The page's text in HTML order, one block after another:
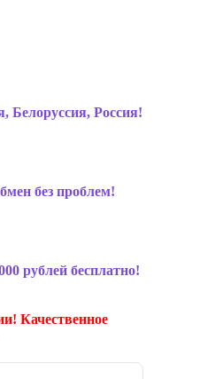
Белоруссия, Россия!
без проблем!
рублей бесплатно!
Качественное